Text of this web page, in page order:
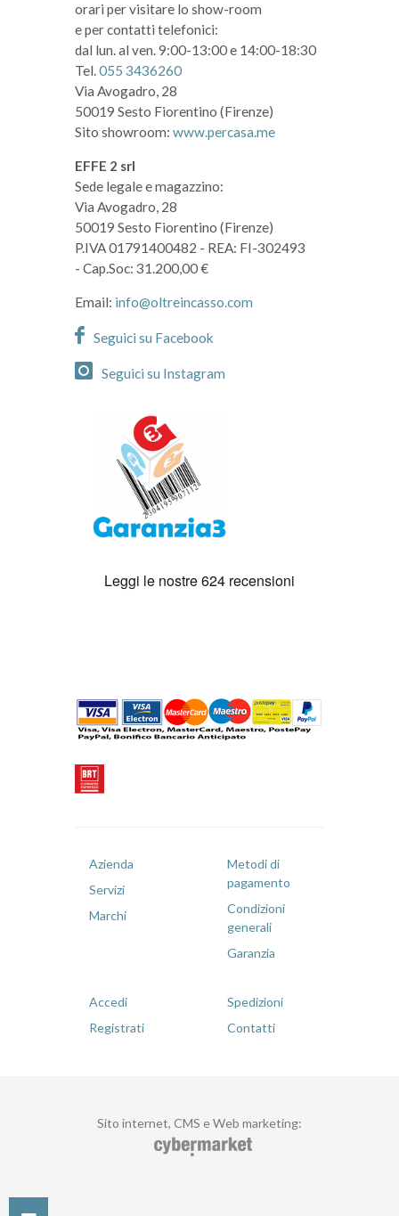
orari per visitare lo show-room
e per contatti telefonici:
dal lun. al ven. 9:00-13:00 e 14:00-18:30
Tel.055 3436260
Via Avogadro, 28
50019 Sesto Fiorentino (Firenze)
Sito showroom: www.percasa.me
EFFE 2 srl
Sede legale e magazzino:
Via Avogadro, 28
50019 Sesto Fiorentino (Firenze)
P.IVA 01791400482 - REA: FI-302493
- Cap.Soc: 31.200,00 €
Email: info@oltreincasso.com
Seguici su Facebook
Seguici su Instagram
Azienda
Servizi
Marchi
Metodi di
pagamento
Condizioni
generali
Garanzia
Accedi
Registrati
Spedizioni
Contatti
Sito internet, CMS e Web marketing: